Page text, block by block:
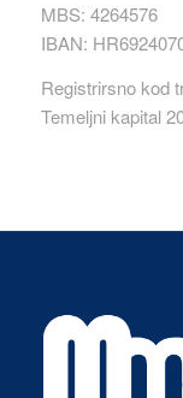
MBS: 4264576
IBAN:
Registrirsno kod
Temeljni kapital